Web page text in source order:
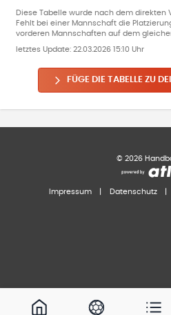
Diese Tabelle wurde nach dem direkten
Fehlt bei einer Mannschaft die
vorderen Mannschaften auf dem
letztes Update: 22.03.2026 15:10 Uhr
FÜGE DIE TABELLE ZU
© 2026
Impressum Datenschutz